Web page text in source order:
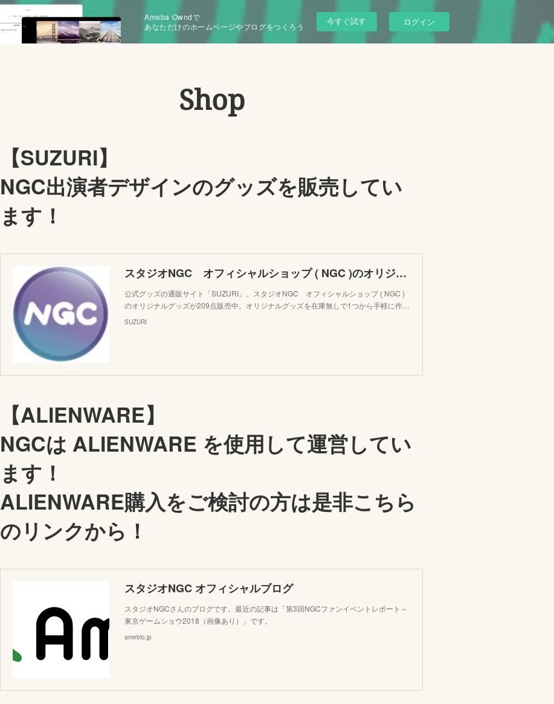
Ameba Owndで
あなただけのホームページやブログをつくろう
今すぐ試す ログイン
Shop
【SUZURI】
NGC出演者デザインのグッズを販売してい
ます！
スタジオNGC オフィシャルショップ ( NGC )のオリジナルグッズ通販 ∞ SUZURI（スズリ）
公式グッズの通販サイト「SUZURI」。スタジオNGC オフィシャルショップ ( NGC )
のオリジナルグッズが209点販売中。オリジナルグッズを在庫無しで1つから手軽に作…
SUZURI
【ALIENWARE】
NGCは ALIENWARE を使用して運営してい
ます！
ALIENWARE購入をご検討の方は是非こちら
のリンクから！
スタジオNGC オフィシャルブログ
スタジオNGCさんのブログです。最近の記事は「第3回NGCファンイベントレポート～
東京ゲームショウ2018（画像あり）」です。
ameblo.jp